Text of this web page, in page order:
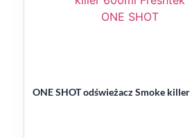
ONE SHOT odświeżacz Smoke